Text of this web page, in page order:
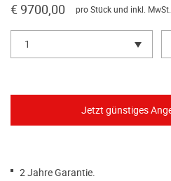
€ 9700,00 pro Stück und inkl. MwSt.
1
2 Jahre Garantie.